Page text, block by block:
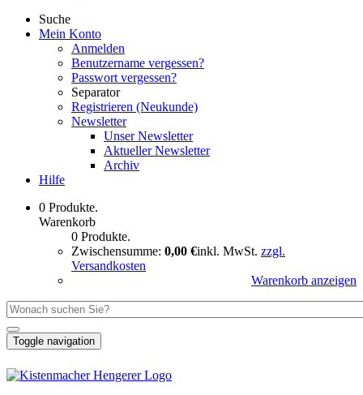
Suche
Mein Konto
Anmelden
Benutzername vergessen?
Passwort vergessen?
Separator
Registrieren (Neukunde)
Newsletter
Unser Newsletter
Aktueller Newsletter
Archiv
Hilfe
0 Produkte.
Warenkorb
0 Produkte.
Zwischensumme: 0,00 €inkl. MwSt. zzgl.
Versandkosten
Warenkorb anzeigen
Toggle navigation